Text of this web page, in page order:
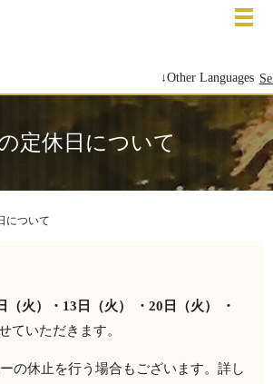
↓Other Languages
メ
定休日について
について
（火）・13日（火） ・20日（火）
・
ていただきます。
の休止を行う場合もございます。詳し